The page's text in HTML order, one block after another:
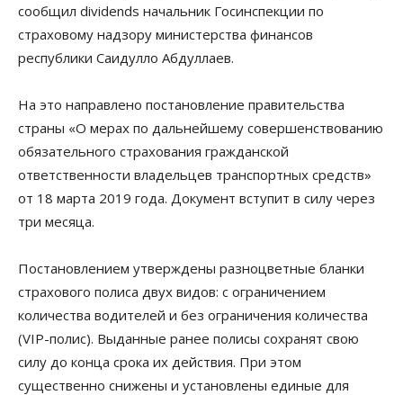
сообщил dividends начальник Госинспекции по
страховому надзору министерства финансов
республики Саидулло Абдуллаев.
На это направлено постановление правительства
страны «О мерах по дальнейшему совершенствованию
обязательного страхования гражданской
ответственности владельцев транспортных средств»
от 18 марта 2019 года. Документ вступит в силу через
три месяца.
Постановлением утверждены разноцветные бланки
страхового полиса двух видов: с ограничением
количества водителей и без ограничения количества
(VIP-полис). Выданные ранее полисы сохранят свою
силу до конца срока их действия. При этом
существенно снижены и установлены единые для